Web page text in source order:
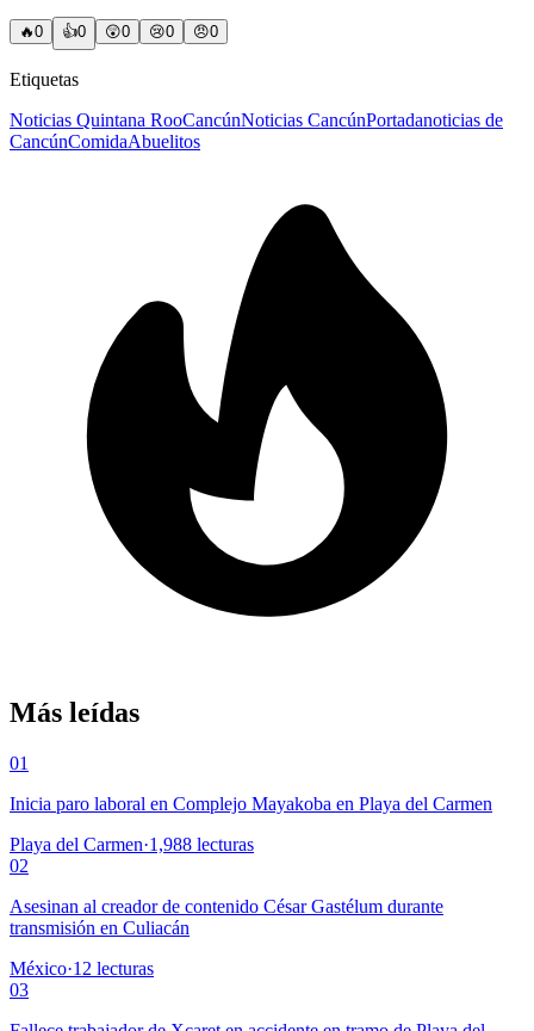
🔥0 👍0 😲0 😢0 😠0
Etiquetas
Noticias Quintana RooCancúnNoticias CancúnPortadanoticias de
CancúnComidaAbuelitos
Más leídas
01
Inicia paro laboral en Complejo Mayakoba en Playa del Carmen
Playa del Carmen·1,988 lecturas
02
Asesinan al creador de contenido César Gastélum durante
transmisión en Culiacán
México·12 lecturas
03